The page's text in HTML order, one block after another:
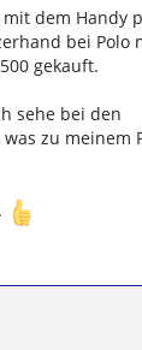
dem Handy
bei Polo
gekauft.
sehe bei den
zu meinem